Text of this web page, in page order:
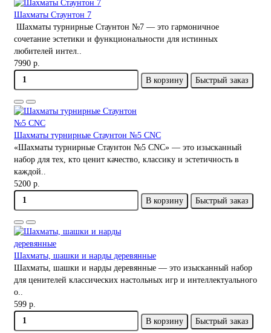
Шахматы Стаунтон 7
Шахматы турнирные Стаунтон №7 — это гармоничное
сочетание эстетики и функциональности для истинных
любителей интел..
7990 р.
В корзину
Быстрый заказ
Шахматы турнирные Стаунтон №5 CNC
«Шахматы турнирные Стаунтон №5 CNC» — это изысканный
набор для тех, кто ценит качество, классику и эстетичность в
каждой..
5200 р.
В корзину
Быстрый заказ
Шахматы, шашки и нарды деревянные
Шахматы, шашки и нарды деревянные — это изысканный набор
для ценителей классических настольных игр и интеллектуального
о..
599 р.
В корзину
Быстрый заказ